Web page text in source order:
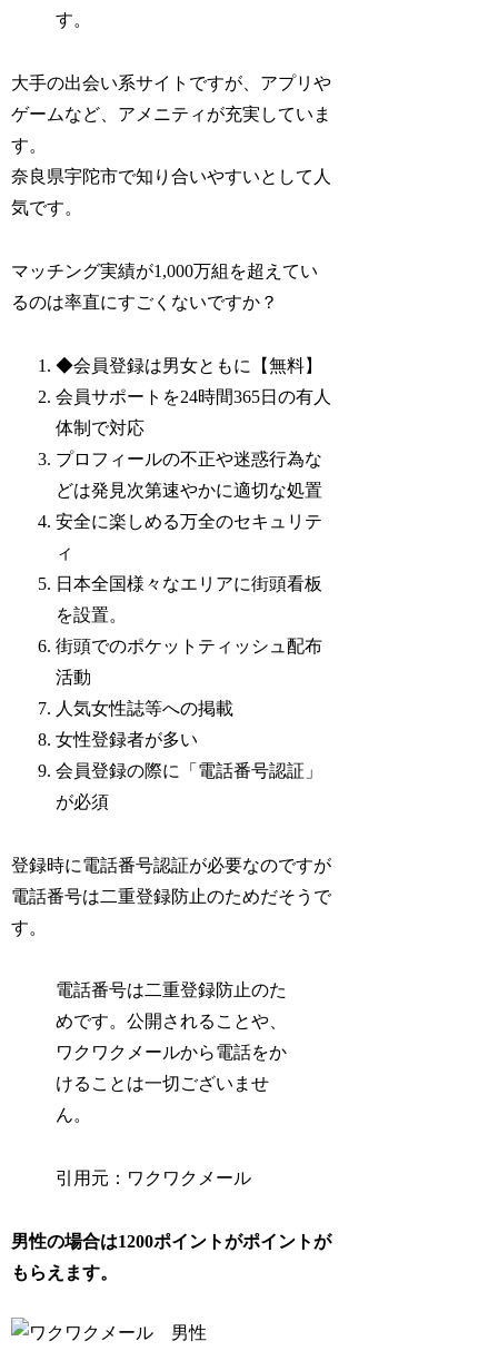
す。
大手の出会い系サイトですが、アプリや
ゲームなど、アメニティが充実していま
す。
奈良県宇陀市で知り合いやすいとして人
気です。
マッチング実績が1,000万組を超えてい
るのは率直にすごくないですか？
◆会員登録は男女ともに【無料】
会員サポートを24時間365日の有人
体制で対応
プロフィールの不正や迷惑行為な
どは発見次第速やかに適切な処置
安全に楽しめる万全のセキュリテ
ィ
日本全国様々なエリアに街頭看板
を設置。
街頭でのポケットティッシュ配布
活動
人気女性誌等への掲載
女性登録者が多い
会員登録の際に「電話番号認証」
が必須
登録時に電話番号認証が必要なのですが
電話番号は二重登録防止のためだそうで
す。
電話番号は二重登録防止のた
めです。公開されることや、
ワクワクメールから電話をか
けることは一切ございませ
ん。
引用元：ワクワクメール
男性の場合は1200ポイントがポイントが
もらえます。